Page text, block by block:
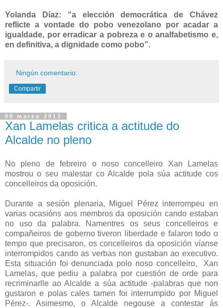
Yolanda Díaz: “a elección democrática de Chávez
reflicte a vontade do pobo venezolano por acadar a
igualdade, por erradicar a pobreza e o analfabetismo e,
en definitiva, a dignidade como pobo”.
Ningún comentario:
Compartir
06 marzo 2013
Xan Lamelas critica a actitude do
Alcalde no pleno
No pleno de febreiro o noso concelleiro Xan Lamelas
mostrou o seu malestar co Alcalde pola súa actitude cos
concelleiros da oposición.
Durante a sesión plenaria, Miguel Pérez interrompeu en
varias ocasións aos membros da oposición cando estaban
no uso da palabra. Namentres os seus concelleiros e
compañeiros de goberno tiveron liberdade e falaron todo o
tempo que precisaron, os concelleiros da oposición víanse
interrompidos cando as verbas non gustaban ao executivo.
Esta situación foi denunciada polo noso concelleiro, Xan
Lamelas, que pediu a palabra por cuestión de orde para
recriminarlle ao Alcalde a súa actitude -palabras que non
gustaron e polas cales tamen foi interrumpido por Miguel
Pérez-. Asimesmo, o Alcalde negouse a contestar ás